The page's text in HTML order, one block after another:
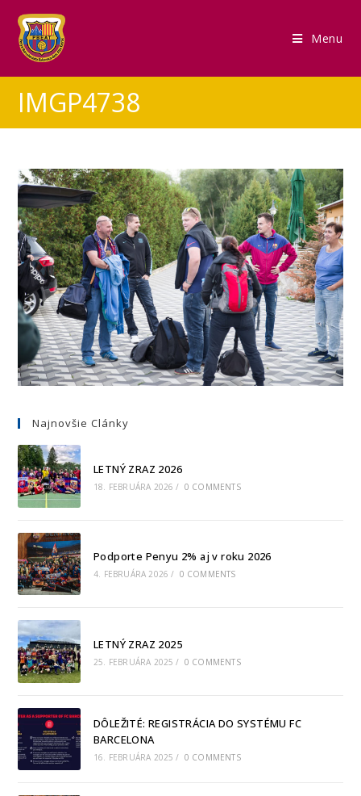
Menu
IMGP4738
Najnovšie Clánky
LETNÝ ZRAZ 2026
18. FEBRUÁRA 2026 / 0 COMMENTS
Podporte Penyu 2% aj v roku 2026
4. FEBRUÁRA 2026 / 0 COMMENTS
LETNÝ ZRAZ 2025
25. FEBRUÁRA 2025 / 0 COMMENTS
DÔLEŽITÉ: REGISTRÁCIA DO SYSTÉMU FC
BARCELONA
16. FEBRUÁRA 2025 / 0 COMMENTS